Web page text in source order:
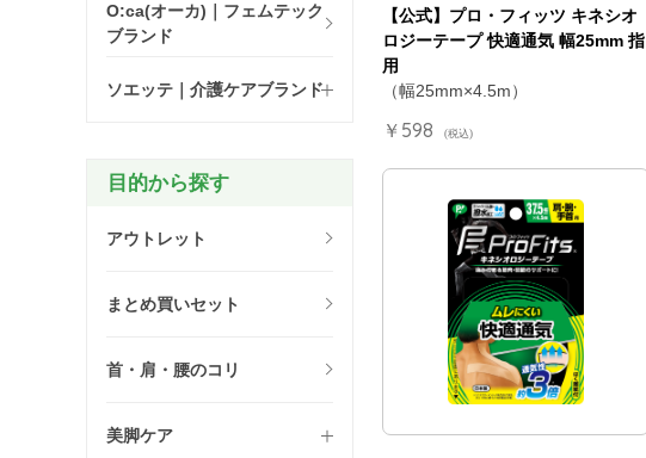
O:ca(オーカ)｜フェムテック
ブランド
ソエッテ｜介護ケアブランド
目的から探す
アウトレット
まとめ買いセット
首・肩・腰のコリ
美脚ケア
【公式】プロ・フィッツ キネシオ
ロジーテープ 快適通気 幅25mm 指
用
（幅25mm×4.5m）
￥598 (税込)